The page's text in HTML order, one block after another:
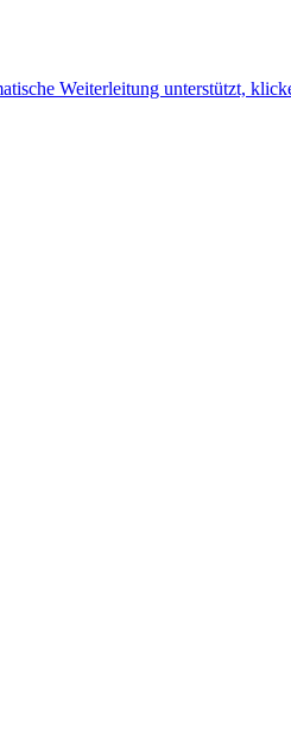
Weiterleitung unterstützt,